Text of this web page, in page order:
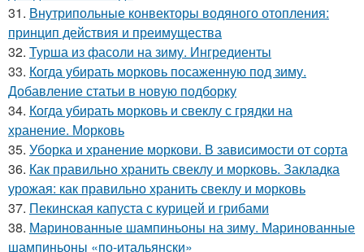
31. Внутрипольные конвекторы водяного отопления:
принцип действия и преимущества
32. Турша из фасоли на зиму. Ингредиенты
33. Когда убирать морковь посаженную под зиму.
Добавление статьи в новую подборку
34. Когда убирать морковь и свеклу с грядки на
хранение. Морковь
35. Уборка и хранение моркови. В зависимости от сорта
36. Как правильно хранить свеклу и морковь. Закладка
урожая: как правильно хранить свеклу и морковь
37. Пекинская капуста с курицей и грибами
38. Маринованные шампиньоны на зиму. Маринованные
шампиньоны «по-итальянски»